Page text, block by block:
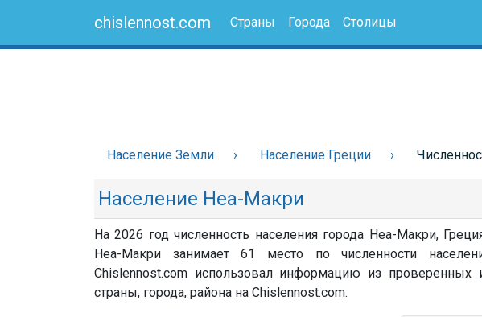
chislennost.com Страны Города Столицы
Население Земли Население Греции
Население Неа-Макри
На 2026 год численность населения города Неа-Макри,
Неа-Макри занимает 61 место по численности
Chislennost.com использовал информацию из проверенных
страны, города, района на Chislennost.com.